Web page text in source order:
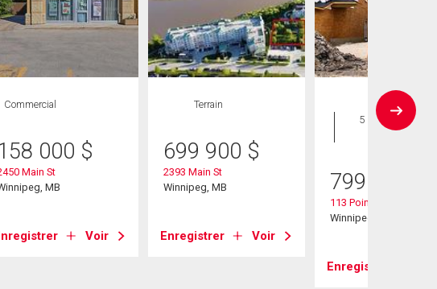
Commercial
000 $
Main St
MB
Voir
Terrain
699 900 $
2393 Main St
Winnipeg, MB
Enregistrer Voir
Maison
5 CAC , 3
799 900
113 Point Pleasant Place
Winnipeg, MB
Enregistrer